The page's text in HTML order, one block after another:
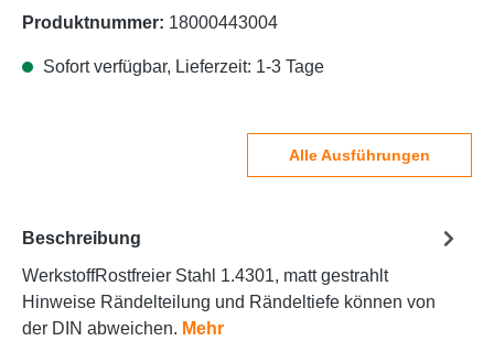
Produktnummer: 18000443004
Sofort verfügbar, Lieferzeit: 1-3 Tage
Alle Ausführungen
Beschreibung
WerkstoffRostfreier Stahl 1.4301, matt gestrahlt
Hinweise Rändelteilung und Rändeltiefe können von
der DIN abweichen. Mehr